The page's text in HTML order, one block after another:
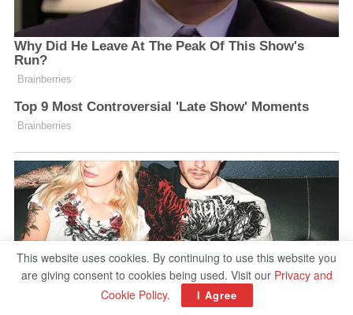
This website uses cookies. By continuing to use this website you
are giving consent to cookies being used. Visit our Privacy and
Cookie Policy. I Agree